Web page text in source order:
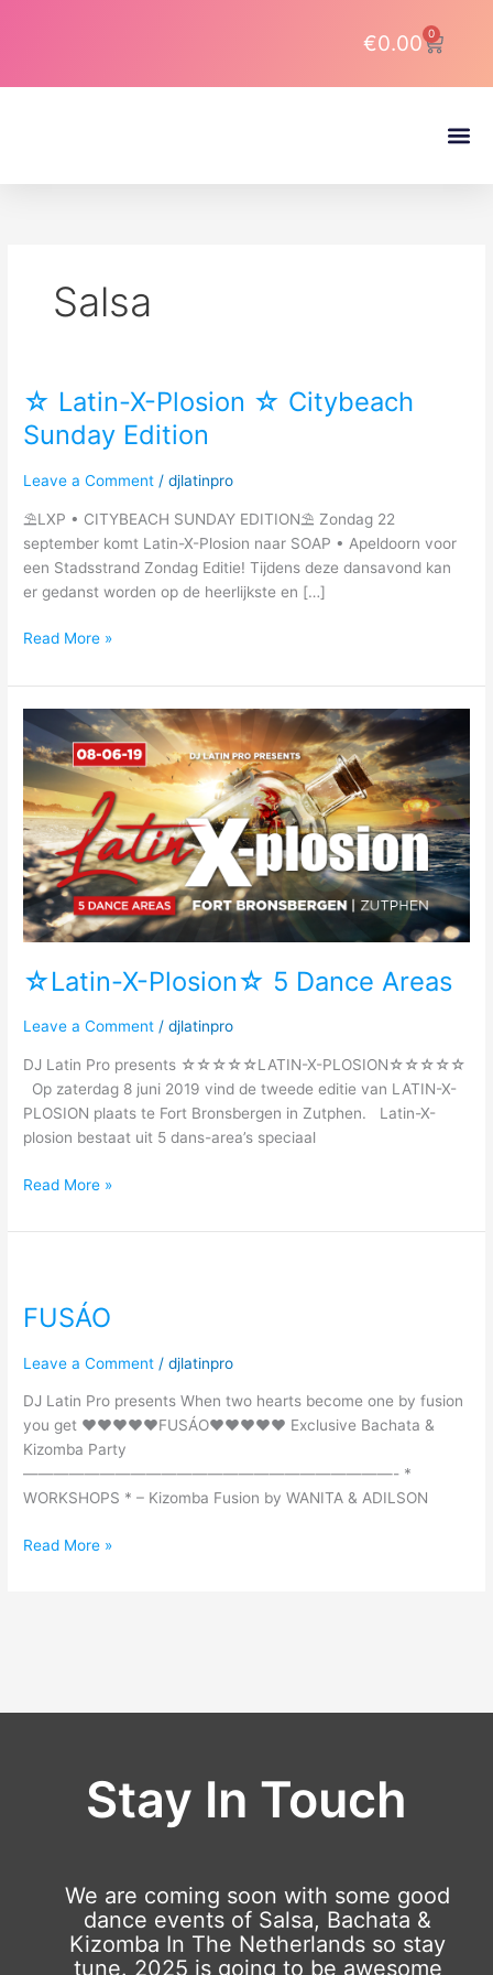
€0.00 0
Cart
Salsa
☆ Latin-X-Plosion ☆ Citybeach
Sunday Edition
Leave a Comment /djlatinpro
⛱LXP • CITYBEACH SUNDAY EDITION⛱ Zondag 22
september komt Latin-X-Plosion naar SOAP • Apeldoorn voor
een Stadsstrand Zondag Editie! Tijdens deze dansavond kan
er gedanst worden op de heerlijkste en […]
☆
Latin-
X-
Citybeach
Sunday
Edition
Read More »
☆Latin-X-Plosion☆ 5 Dance Areas
Leave a Comment /djlatinpro
DJ Latin Pro presents ☆☆☆☆☆LATIN-X-PLOSION☆☆☆☆☆
Op zaterdag 8 juni 2019 vind de tweede editie van LATIN-X-
PLOSION plaats te Fort Bronsbergen in Zutphen. Latin-X-
plosion bestaat uit 5 dans-area’s speciaal
☆Latin-
X-
Plosion☆
5
Dance
Areas
Read More »
FUSÁO
Leave a Comment /djlatinpro
DJ Latin Pro presents When two hearts become one by fusion
you get ♥♥♥♥♥FUSÁO♥♥♥♥♥ Exclusive Bachata &
Kizomba Party
————————————————————————- *
WORKSHOPS * – Kizomba Fusion by WANITA & ADILSON
Read More »
Stay In Touch
We are coming soon with some good
dance events of Salsa, Bachata &
Kizomba In The Netherlands so stay
tune. 2025 is going to be awesome